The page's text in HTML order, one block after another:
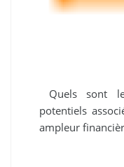
Quels sont
potentiels
ampleur